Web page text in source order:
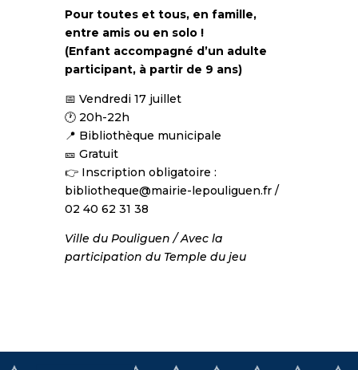
Pour toutes et tous, en famille,
entre amis ou en solo !
(Enfant accompagné d’un adulte
participant, à partir de 9 ans)​
📅 Vendredi 17 juillet
🕐 20h-22h
📍 Bibliothèque municipale
🎫 Gratuit
👉 Inscription obligatoire :
bibliotheque@mairie-lepouliguen.fr /
02 40 62 31 38
Ville du Pouliguen / Avec la
participation du Temple du jeu